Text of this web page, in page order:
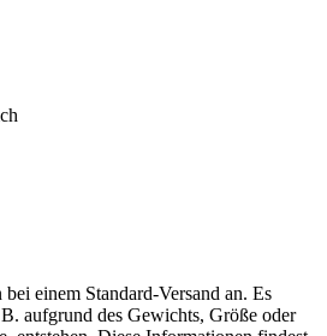
einem Standard-Versand an. Es
aufgrund des Gewichts, Größe oder